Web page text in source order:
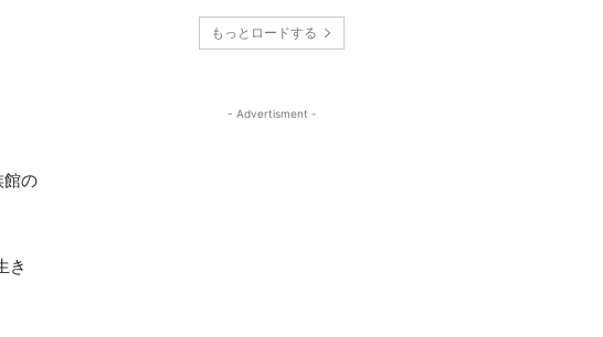
館の
き
もっとロードする
- Advertisment -